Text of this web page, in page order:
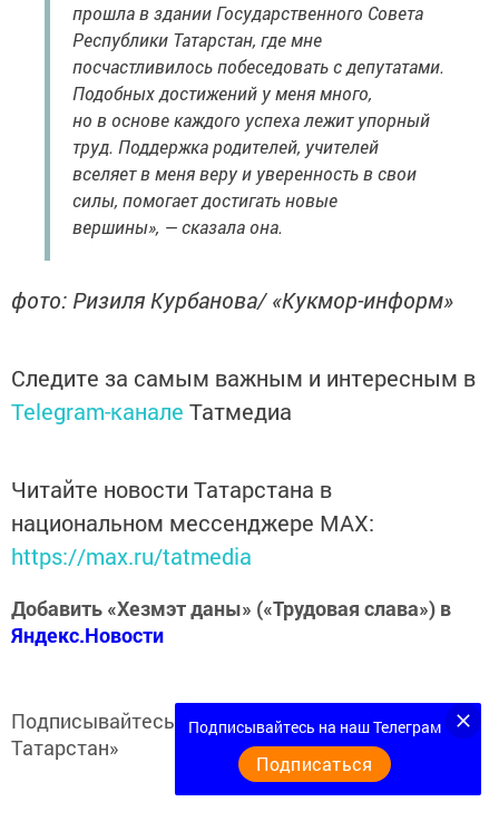
прошла в здании Государственного Совета
Республики Татарстан, где мне
посчастливилось побеседовать с депутатами.
Подобных достижений у меня много,
но в основе каждого успеха лежит упорный
труд. Поддержка родителей, учителей
вселяет в меня веру и уверенность в свои
силы, помогает достигать новые
вершины», — сказала она.
фото: Ризиля Курбанова/ «Кукмор-информ»
Следите за самым важным и интересным в
Telegram-канале Татмедиа
Читайте новости Татарстана в
национальном мессенджере MАХ:
https://max.ru/tatmedia
Добавить «Хезмэт даны» («Трудовая слава») в
Яндекс.Новости
Подписывайтесь наTelegram-канал«Кукмор
Татарстан»
Подписывайтесь на наш Телеграм
Подписаться